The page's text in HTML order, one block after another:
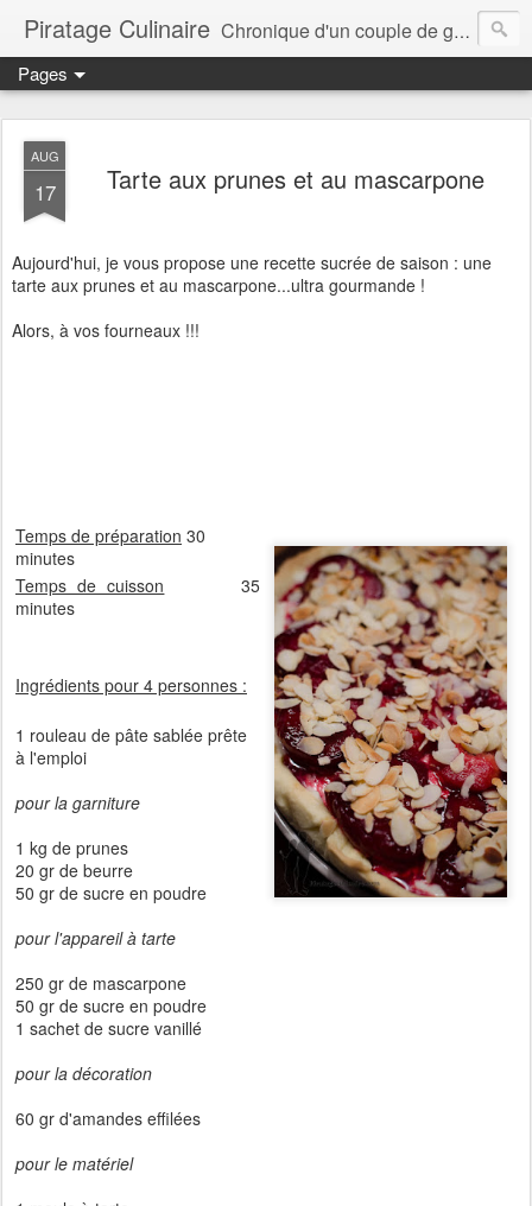
Piratage Culinaire Chronique d'un couple de gourmands
Pages
AUG
17 Tarte aux prunes et au mascarpone
Aujourd'hui, je vous propose une recette sucrée de saison : une
tarte aux prunes et au mascarpone...ultra gourmande !
Alors, à vos fourneaux !!!
Temps de préparation 30
minutes
Temps de cuisson 35
minutes
Ingrédients pour 4 personnes :
1 rouleau de pâte sablée prête
à l'emploi
pour la garniture
1 kg de prunes
20 gr de beurre
50 gr de sucre en poudre
pour l'appareil à tarte
250 gr de mascarpone
50 gr de sucre en poudre
1 sachet de sucre vanillé
pour la décoration
60 gr d'amandes effilées
pour le matériel